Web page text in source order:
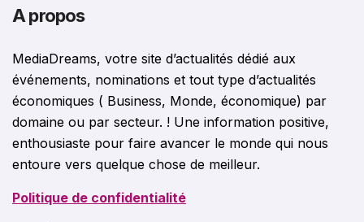
A propos
MediaDreams, votre site d’actualités dédié aux
événements, nominations et tout type d’actualités
économiques ( Business, Monde, économique) par
domaine ou par secteur. ! Une information positive,
enthousiaste pour faire avancer le monde qui nous
entoure vers quelque chose de meilleur.
Politique de confidentialité